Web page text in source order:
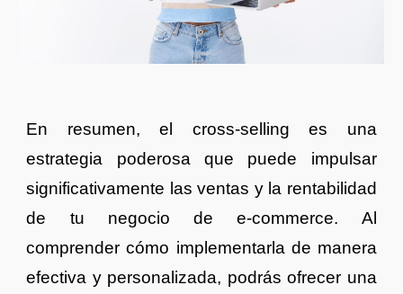
En resumen, el cross-selling es una
estrategia poderosa que puede impulsar
significativamente las ventas y la rentabilidad
de tu negocio de e-commerce. Al
comprender cómo implementarla de manera
efectiva y personalizada, podrás ofrecer una